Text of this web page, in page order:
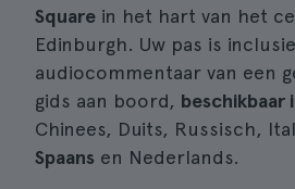
Square in het hart van het
Edinburgh. Uw pas is
audiocommentaar van een
gids aan boord, beschikbaar
Chinees, Duits, Russisch,
Spaans en Nederlands.